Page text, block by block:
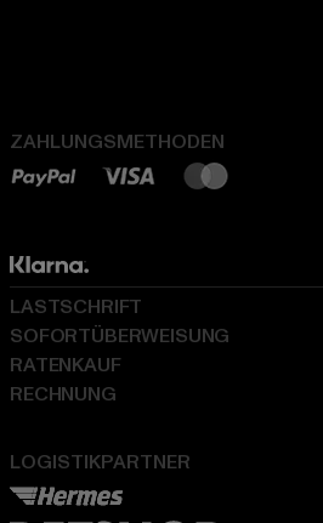
ZAHLUNGSMETHODEN
LOGISTIKPARTNER
LASTSCHRIFT
SOFORTÜBERWEISUNG
RATENKAUF
RECHNUNG